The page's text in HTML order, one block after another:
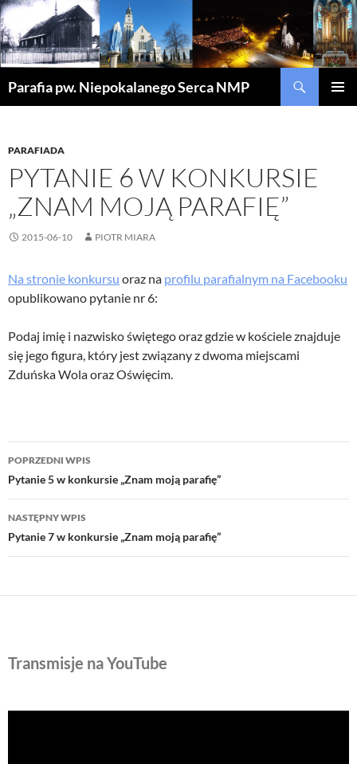
Parafia pw. Niepokalanego Serca NMP
PARAFIADA
PYTANIE 6 W KONKURSIE
„ZNAM MOJĄ PARAFIĘ”
2015-06-10 PIOTR MIARA
Na stronie konkursu oraz na profilu parafialnym na Facebooku
opublikowano pytanie nr 6:
Podaj imię i nazwisko świętego oraz gdzie w kościele znajduje
się jego figura, który jest związany z dwoma miejscami
Zduńska Wola oraz Oświęcim.
Nawigacja
wpisu
POPRZEDNI WPIS
Pytanie 5 w konkursie „Znam moją parafię”
NASTĘPNY WPIS
Pytanie 7 w konkursie „Znam moją parafię”
Transmisje na YouTube